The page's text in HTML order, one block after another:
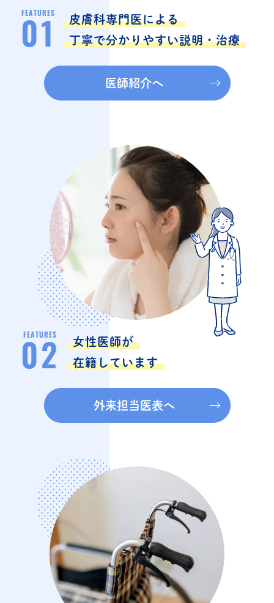
FEATURES
01
皮膚科専門医による
丁寧で分かりやすい説明・治療
医師紹介へ
FEATURES
02
女性医師が
在籍しています
外来担当医表へ